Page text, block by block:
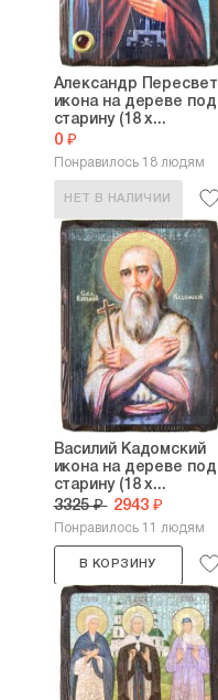
Александр Пересвет
икона на дереве под
старину (18 х...
0 ₽
Понравилось 18 людям
НЕТ В НАЛИЧИИ
Василий Кадомский
икона на дереве под
старину (18 х...
3325 ₽ 2943 ₽
Понравилось 11 людям
В КОРЗИНУ